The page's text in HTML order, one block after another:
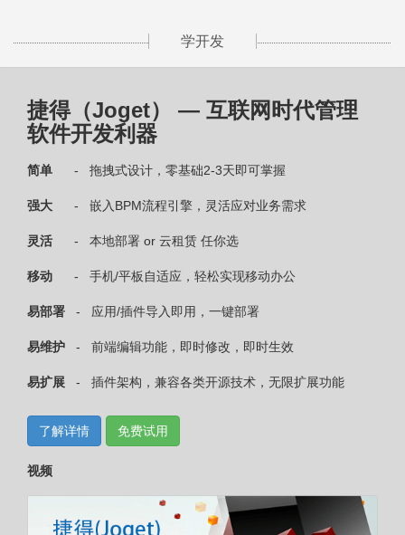
学开发
捷得（Joget） — 互联网时代管理
软件开发利器
简单 - 拖拽式设计，零基础2-3天即可掌握
强大 - 嵌入BPM流程引擎，灵活应对业务需求
灵活 - 本地部署 or 云租赁 任你选
移动 - 手机/平板自适应，轻松实现移动办公
易部署 - 应用/插件导入即用，一键部署
易维护 - 前端编辑功能，即时修改，即时生效
易扩展 - 插件架构，兼容各类开源技术，无限扩展功能
了解详情 免费试用
视频